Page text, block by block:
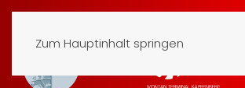
Zum Hauptinhalt springen